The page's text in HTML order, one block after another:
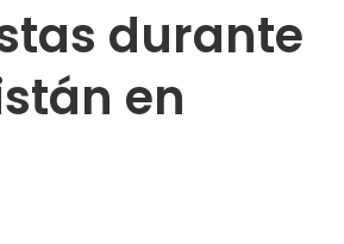
durante
en